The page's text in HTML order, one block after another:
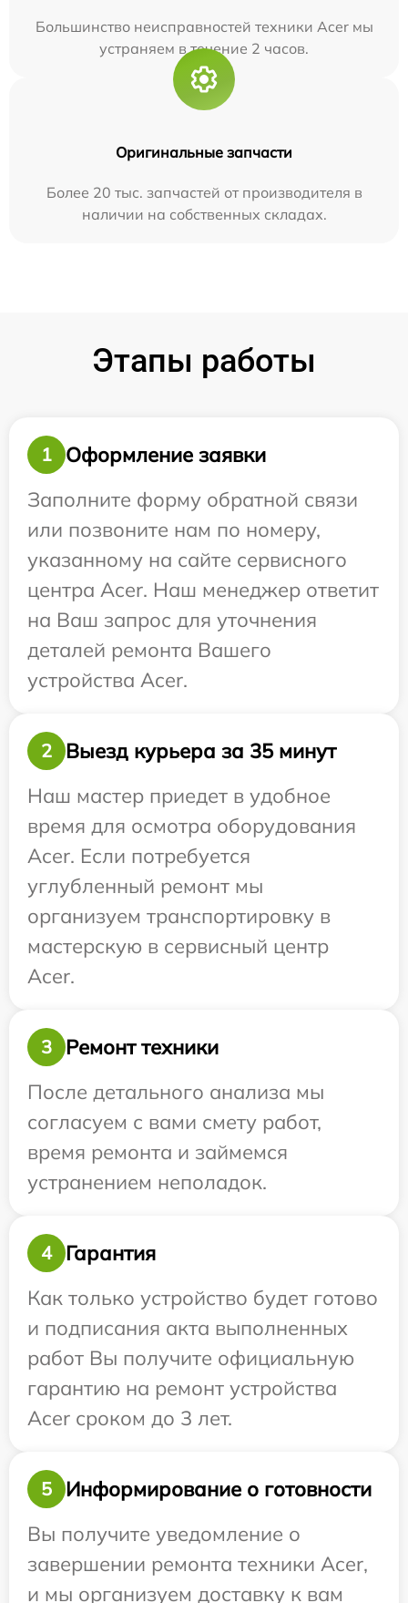
Большинство неисправностей техники Acer мы
устраняем в течение 2 часов.
Оригинальные запчасти
Более 20 тыс. запчастей от производителя в
наличии на собственных складах.
Этапы работы
1
Оформление заявки
Заполните форму обратной связи
или позвоните нам по номеру,
указанному на сайте сервисного
центра Acer. Наш менеджер ответит
на Ваш запрос для уточнения
деталей ремонта Вашего
устройства Acer.
2
Выезд курьера за 35 минут
Наш мастер приедет в удобное
время для осмотра оборудования
Acer. Если потребуется
углубленный ремонт мы
организуем транспортировку в
мастерскую в сервисный центр
Acer.
3
Ремонт техники
После детального анализа мы
согласуем с вами смету работ,
время ремонта и займемся
устранением неполадок.
4
Гарантия
Как только устройство будет готово
и подписания акта выполненных
работ Вы получите официальную
гарантию на ремонт устройства
Acer сроком до 3 лет.
5
Информирование о готовности
Вы получите уведомление о
завершении ремонта техники Acer,
и мы организуем доставку к вам